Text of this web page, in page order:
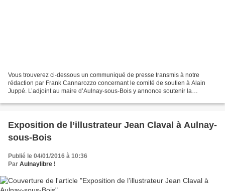
Vous trouverez ci-dessous un communiqué de presse transmis à notre
rédaction par Frank Cannarozzo concernant le comité de soutien à Alain
Juppé. L’adjoint au maire d’Aulnay-sous-Bois y annonce soutenir la
Exposition de l’illustrateur Jean Claval à Aulnay-
sous-Bois
Publié le 04/01/2016 à 10:36
Par Aulnaylibre !